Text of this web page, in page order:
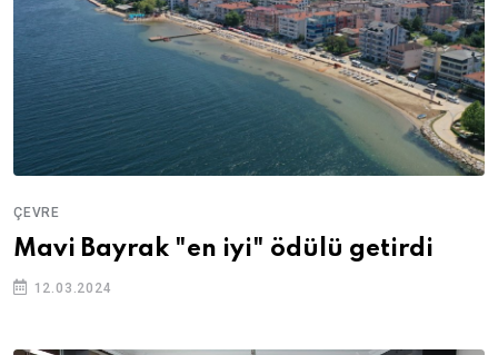
ÇEVRE
Mavi Bayrak "en iyi" ödülü getirdi
12.03.2024